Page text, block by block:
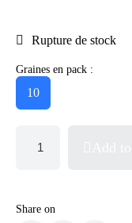
Rupture de stock
Graines en pack :
10
Share on